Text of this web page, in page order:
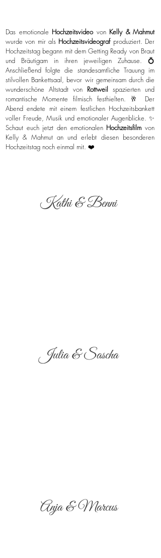
Das emotionale Hochzeitsvideovon Kelly & Mahmut
wurde von mir als Hochzeitsvideograf produziert. Der
Hochzeitstag begann mit dem Getting Ready von Braut
und Bräutigam in ihren jeweiligen Zuhause. 💍
Anschließend folgte die standesamtliche Trauung im
stilvollen Bankettsaal, bevor wir gemeinsam durch die
wunderschöne Altstadt von Rottweil spazierten und
romantische Momente filmisch festhielten. 🥂 Der
Abend endete mit einem festlichen Hochzeitsbankett
voller Freude, Musik und emotionaler Augenblicke. ✨
Schaut euch jetzt den emotionalen Hochzeitsfilmvon
Kelly & Mahmut an und erlebt diesen besonderen
Hochzeitstag noch einmal mit. ❤️
Kathi & Benni
Julia & Sascha
Anja & Marcus